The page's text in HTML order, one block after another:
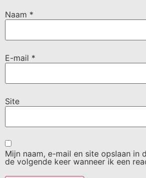
Naam *
E-mail *
Site
Mijn naam, e-mail en site opslaan in
de volgende keer wanneer ik een